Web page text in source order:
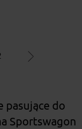
pasujące do
Sportswagon